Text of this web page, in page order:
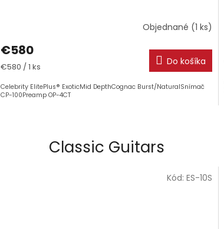
Objednané (1 ks)
€580
Jednotková
€580 / 1 ks Do košíka
Celebrity ElitePlus® ExoticMid DepthCognac Burst/NaturalSnímač
CP-100Preamp OP-4CT
Classic Guitars
Kód: ES-10S